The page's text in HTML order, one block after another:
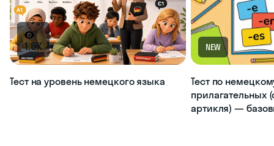
1.6K
Тест на уровень немецкого языка
NEW
Тест по
прилагательных
артикля) —